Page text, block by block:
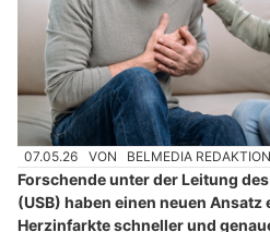
07.05.26 VON BELMEDIA REDAKTION
Forschende unter der Leitung
(USB) haben einen neuen
Herzinfarkte schneller und